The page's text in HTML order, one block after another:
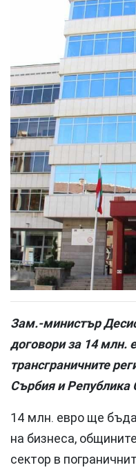
Зам.-министър
договори за 14 млн.
трансграничните
Сърбия и
14 млн. евро ще
на бизнеса,
сектор в